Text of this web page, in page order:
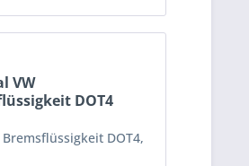
VW
DOT4
DOT4,